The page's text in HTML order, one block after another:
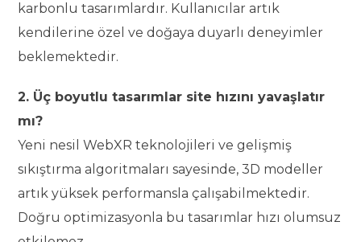
karbonlu tasarımlardır. Kullanıcılar artık
kendilerine özel ve doğaya duyarlı deneyimler
beklemektedir.
2. Üç boyutlu tasarımlar site hızını yavaşlatır
mı?
Yeni nesil WebXR teknolojileri ve gelişmiş
sıkıştırma algoritmaları sayesinde, 3D modeller
artık yüksek performansla çalışabilmektedir.
Doğru optimizasyonla bu tasarımlar hızı olumsuz